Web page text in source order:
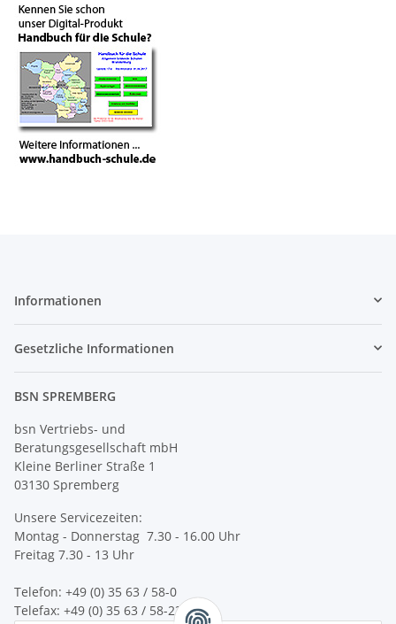
Informationen
Gesetzliche Informationen
BSN SPREMBERG
bsn Vertriebs- und
Beratungsgesellschaft mbH
Kleine Berliner Straße 1
03130 Spremberg
Unsere Servicezeiten:
Montag - Donnerstag 7.30 - 16.00 Uhr
Freitag 7.30 - 13 Uhr
Telefon: +49 (0) 35 63 / 58-0
Telefax: +49 (0) 35 63 / 58-231